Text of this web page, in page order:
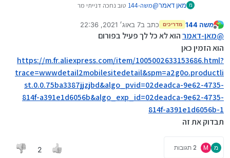
מ מאן דאמר@משה-144 טוב נחכה דנייתי מר
מנותק
משה 144 מדריכים כתב ב7 באוג׳ 2021, 22:36
נערך לאחרונה על ידי
@מאן-דאמרהוא לא כל לך פעיל בפורום
הוא הזמין כאן
https://m.fr.aliexpress.com/item/1005002633153686.html?
trace=wwwdetail2mobilesitedetail&spm=a2g0o.productli
st.0.0.75ba3387jjzjbd&algo_pvid=02deadca-9e62-4735-
814f-a391e1d6056b&algo_exp_id=02deadca-9e62-4735-
814f-a391e1d6056b-1
תבדוק את זה
מ M 2 תגובות 2